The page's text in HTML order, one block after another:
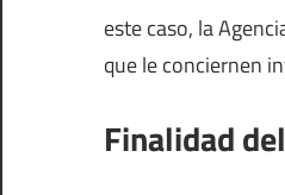
este caso, la
que le conciernen
Finalidad